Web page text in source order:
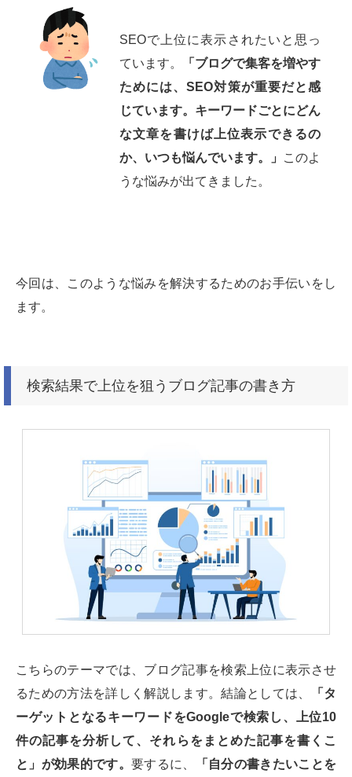
SEOで上位に表示されたいと思っ
ています。
「ブログで集客を増やす
ためには、SEO対策が重要だと感
じています。キーワードごとにどん
な文章を書けば上位表示できるの
か、いつも悩んでいます。」
このよ
うな悩みが出てきました。
今回は、このような悩みを解決するためのお手伝いをし
ます。
検索結果で上位を狙うブログ記事の書き方
こちらのテーマでは、ブログ記事を検索上位に表示させ
るための方法を詳しく解説します。結論としては、
「タ
ーゲットとなるキーワードをGoogleで検索し、上位10
件の記事を分析して、それらをまとめた記事を書くこ
と」が効果的です。 要するに、
「自分の書きたいことを